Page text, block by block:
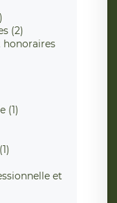
(2)
honoraires
(1)
et